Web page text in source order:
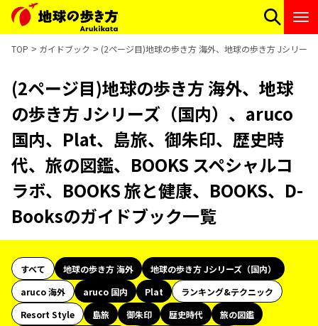
TOP ガイドブック (2ページ目)地球の歩き方 海外、地球の歩き方 Jシリー
(2ページ目)地球の歩き方 海外、地球
の歩き方 Jシリーズ（国内）、aruco
国内、Plat、島旅、御朱印、歴史時
代、旅の図鑑、BOOKS スペシャルコ
ラボ、BOOKS 旅と健康、BOOKS、D-
Booksのガイドブック一覧
すべて 地球の歩き方 海外
地球の歩き方 Jシリーズ（国内）
aruco 海外
aruco 国内 Plat
ランキング&テクニック
Resort Style
島旅 御朱印 歴史時代
旅の図鑑